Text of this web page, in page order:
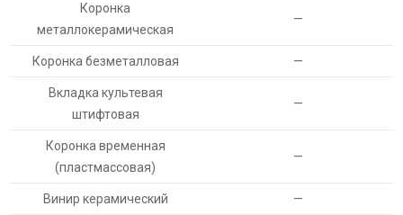
Коронка
металлокерамическая
—
Коронка безметалловая —
Вкладка культевая
штифтовая
—
Коронка временная
(пластмассовая)
—
Винир керамический —